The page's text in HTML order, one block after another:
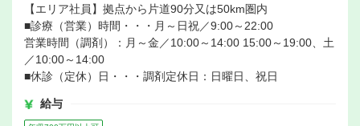
【エリア社員】拠点から片道90分又は50km圏内
■診療（営業）時間・・・月～日祝／9:00～22:00
営業時間（調剤）：月～金／10:00～14:00 15:00～19:00、土
／10:00～14:00
■休診（定休）日・・・調剤定休日：日曜日、祝日
給与